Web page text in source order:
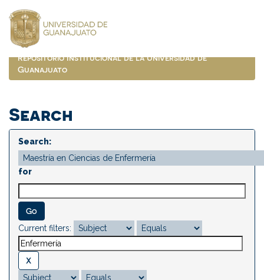
navigation
Repositorio Institucional de la Universidad de
Guanajuato
Search
Search:
for
Current filters: